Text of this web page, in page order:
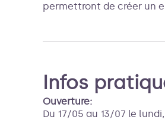
permettront de créer un
Infos
Ouverture:
Du 17/05 au 13/07 le